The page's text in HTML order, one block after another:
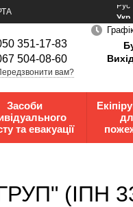
Рус
Укр
351-17-83
504-08-60
вам?
Засоби
та евакуації
(ІПН